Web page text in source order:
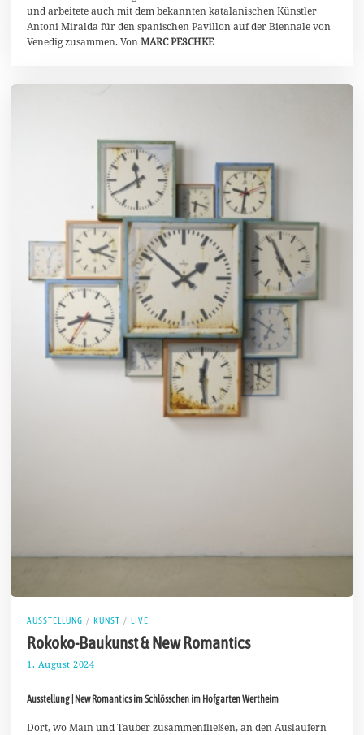
und arbeitete auch mit dem bekannten katalanischen Künstler
Antoni Miralda für den spanischen Pavillon auf der Biennale von
Venedig zusammen. VonMARC PESCHKE
AUSSTELLUNG / KUNST / LIVE
Rokoko-Baukunst & New Romantics
1. August 2024
A
g
Ausstellung | New Romantics im Schlösschen im Hofgarten Wertheim
Dort, wo Main und Tauber zusammenfließen, an den Ausläufern